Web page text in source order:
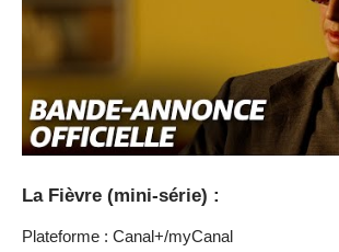
La Fièvre (mini-série) :
Plateforme : Canal+/myCanal